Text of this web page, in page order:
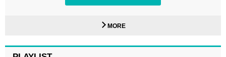
MORE